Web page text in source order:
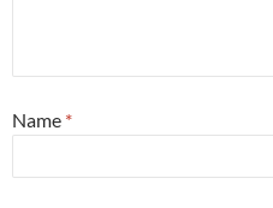
Name *